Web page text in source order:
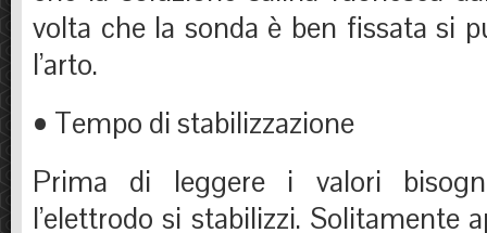
volta che la sonda è ben fissata si
l’arto.
• Tempo di stabilizzazione
Prima di leggere i valori
l’elettrodo si stabilizzi. Solitamente